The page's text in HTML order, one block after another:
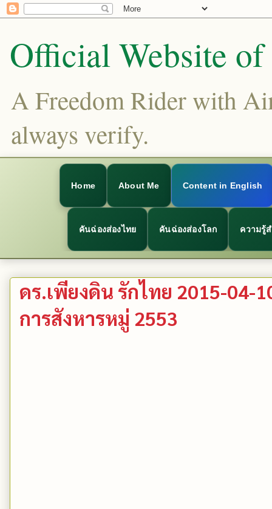
Official Website
A Freedom Rider with
always verify.
Home About Me Content in English
คันฉ่องส่องไทย คันฉ่องส่องโลก ความรู้
ดร.เพียงดิน รักไทย 2015-04-
การสังหารหมู่ 2553